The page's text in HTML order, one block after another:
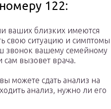
122:
ваших близких имеются
свою ситуацию и симптомы
звонок вашему семейному
вызовет врача.
можете сдать анализ на
анализ, нужно ли его